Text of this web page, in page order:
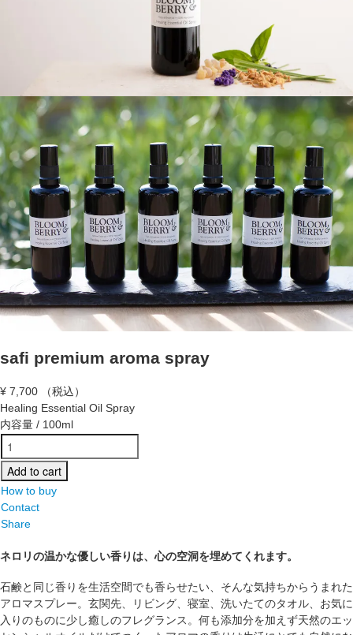
safi premium aroma spray
¥ 7,700
（税込）
Healing Essential Oil Spray
内容量 / 100ml
How to buy
Contact
Share
ネロリの温かな優しい香りは、心の空洞を埋めてくれます。
石鹸と同じ香りを生活空間でも香らせたい、そんな気持ちからうまれた
アロマスプレー。玄関先、リビング、寝室、洗いたてのタオル、お気に
入りのものに少し癒しのフレグランス。何も添加分を加えず天然のエッ